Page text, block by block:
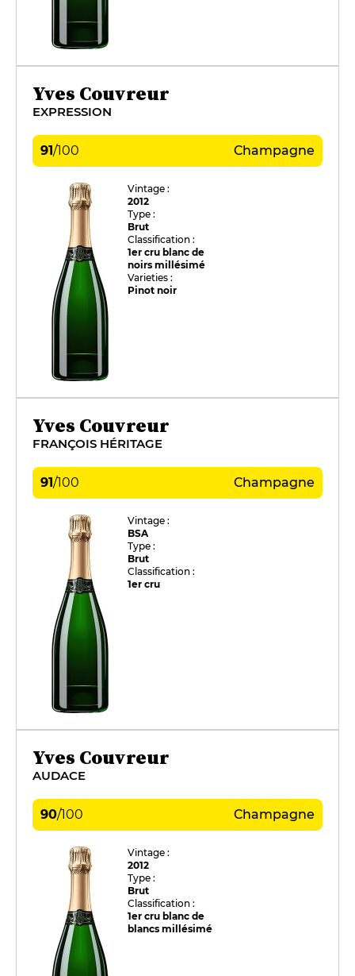
Yves Couvreur
EXPRESSION
91/100 Champagne
Vintage :
2012
Type :
Brut
Classification :
1er cru blanc de
noirs millésimé
Varieties :
Pinot noir
Yves Couvreur
FRANÇOIS HÉRITAGE
91/100 Champagne
Vintage :
BSA
Type :
Brut
Classification :
1er cru
Yves Couvreur
AUDACE
90/100 Champagne
Vintage :
2012
Type :
Brut
Classification :
1er cru blanc de
blancs millésimé